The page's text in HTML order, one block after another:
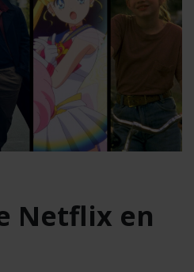
Netflix en